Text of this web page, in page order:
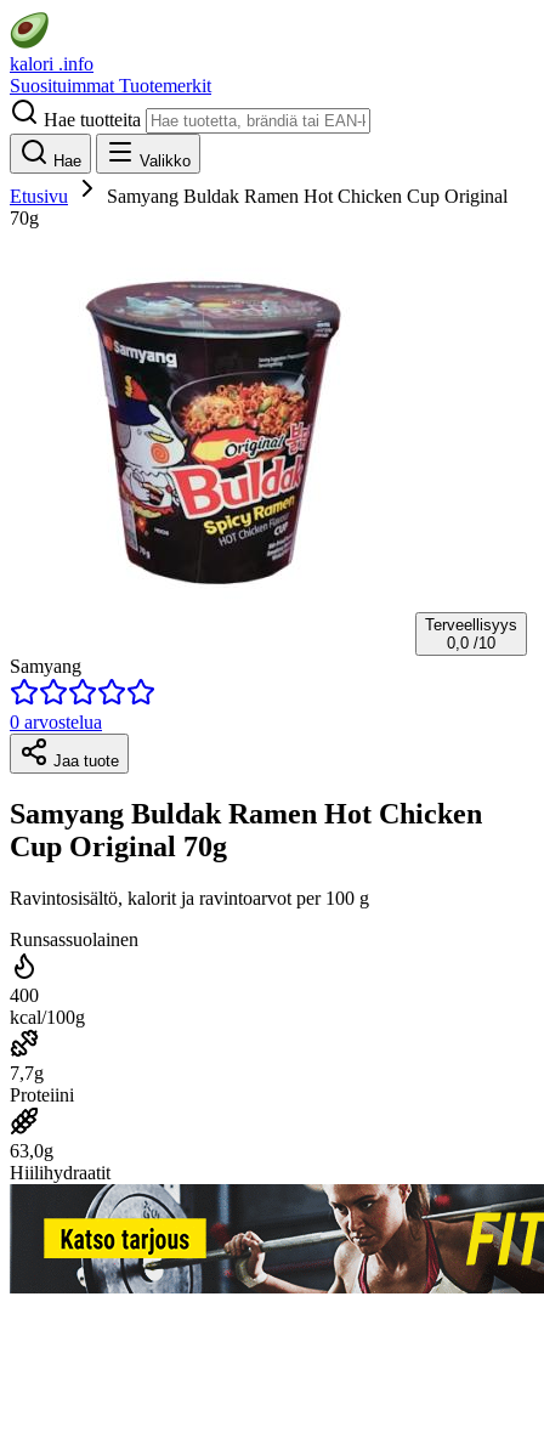
kalori .info
Suosituimmat Tuotemerkit
Hae tuotteita
Hae Valikko
Etusivu
Samyang Buldak Ramen Hot Chicken Cup Original
70g
Terveellisyys
0,0 /10
Samyang
0 arvostelua
Jaa tuote
Samyang Buldak Ramen Hot Chicken
Cup Original 70g
Ravintosisältö, kalorit ja ravintoarvot per 100 g
Runsassuolainen
400
kcal/100g
7,7g
Proteiini
63,0g
Hiilihydraatit